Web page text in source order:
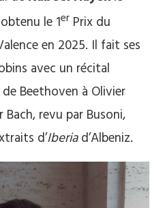
le 1er Prix du
en 2025. Il fait ses
avec un récital
Beethoven à Olivier
Bach, revu par Busoni,
d’Iberiad’Albeniz.